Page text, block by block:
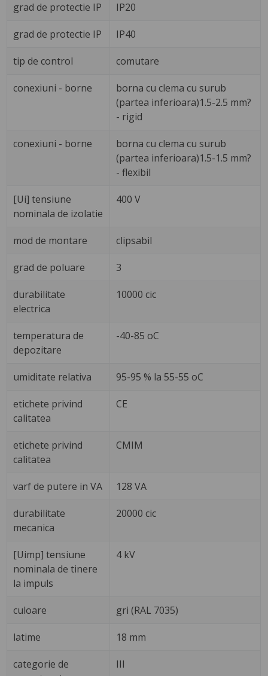
grad de protectie IP IP20
grad de protectie IP IP40
tip de control comutare
conexiuni - borne
borna cu clema cu surub
(partea inferioara)1.5-2.5 mm?
- rigid
conexiuni - borne
borna cu clema cu surub
(partea inferioara)1.5-1.5 mm?
- flexibil
[Ui] tensiune
nominala de izolatie
400 V
mod de montare clipsabil
grad de poluare 3
durabilitate
electrica
10000 cic
temperatura de
depozitare
-40-85 oC
umiditate relativa 95-95 % la 55-55 oC
etichete privind
calitatea
CE
etichete privind
calitatea
CMIM
varf de putere in VA 128 VA
durabilitate
mecanica
20000 cic
[Uimp] tensiune
nominala de tinere
la impuls
4 kV
culoare gri (RAL 7035)
latime 18 mm
categorie de
III